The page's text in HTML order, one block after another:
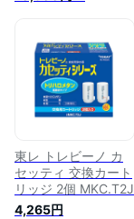
MIB)除去タイプ
ット】
東レ トレビーノ カ
セッティ 交換カート
リッジ 2個 MKC.T2J
4,265円